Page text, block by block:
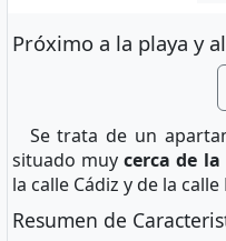
Próximo a la playa y
Se trata de un
situado muycerca de la
la calle Cádiz y de la
Resumen de